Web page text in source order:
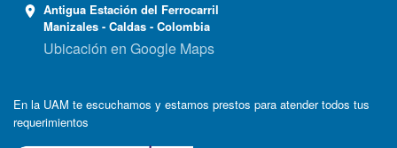
Antigua Estación del Ferrocarril
Manizales - Caldas - Colombia
Ubicación en Google Maps
En la UAM te escuchamos y estamos prestos para atender todos tus
requerimientos